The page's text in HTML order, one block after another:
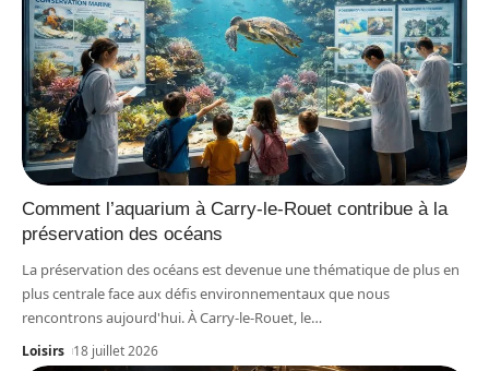
Comment l’aquarium à Carry-le-Rouet contribue à la
préservation des océans
La préservation des océans est devenue une thématique de plus en
plus centrale face aux défis environnementaux que nous
rencontrons aujourd'hui. À Carry-le-Rouet, le…
Loisirs 18 juillet 2026